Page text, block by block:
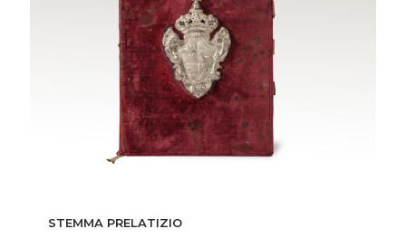
STEMMA PRELATIZIO